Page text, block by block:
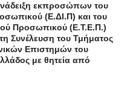
εκπροσώπων του
(Ε.ΔΙ.Π) και του
Προσωπικού (Ε.Τ.Ε.Π.)
Συνέλευση του Τμήματος
Επιστημών του
με θητεία από